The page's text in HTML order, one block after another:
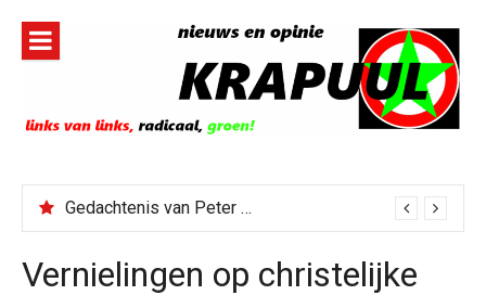
inhoud
Gedachtenis van Peter Faber
Vernielingen op christelijke